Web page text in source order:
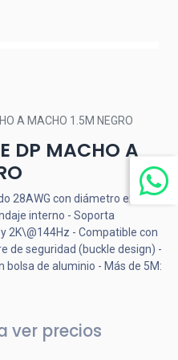
A MACHO 1.5M NEGRO
DP MACHO A
28AWG con diámetro exterior
interno - Soporta
2K\@144Hz - Compatible con
de seguridad (buckle design) -
bolsa de aluminio - Más de 5M:
ver precios